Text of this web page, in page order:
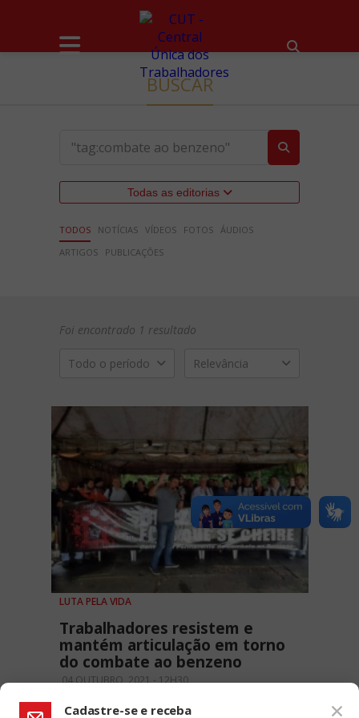
BUSCAR
Todas as editorias
TODOS NOTÍCIAS VÍDEOS FOTOS ÁUDIOS
ARTIGOS
PUBLICAÇÕES
Foi encontrado 1 resultado
Todo o período Relevância
LUTA PELA VIDA
Trabalhadores resistem e
mantém articulação em torno
do combate ao benzeno
04 OUTUBRO, 2021 - 12H30
Cadastre-se e receba